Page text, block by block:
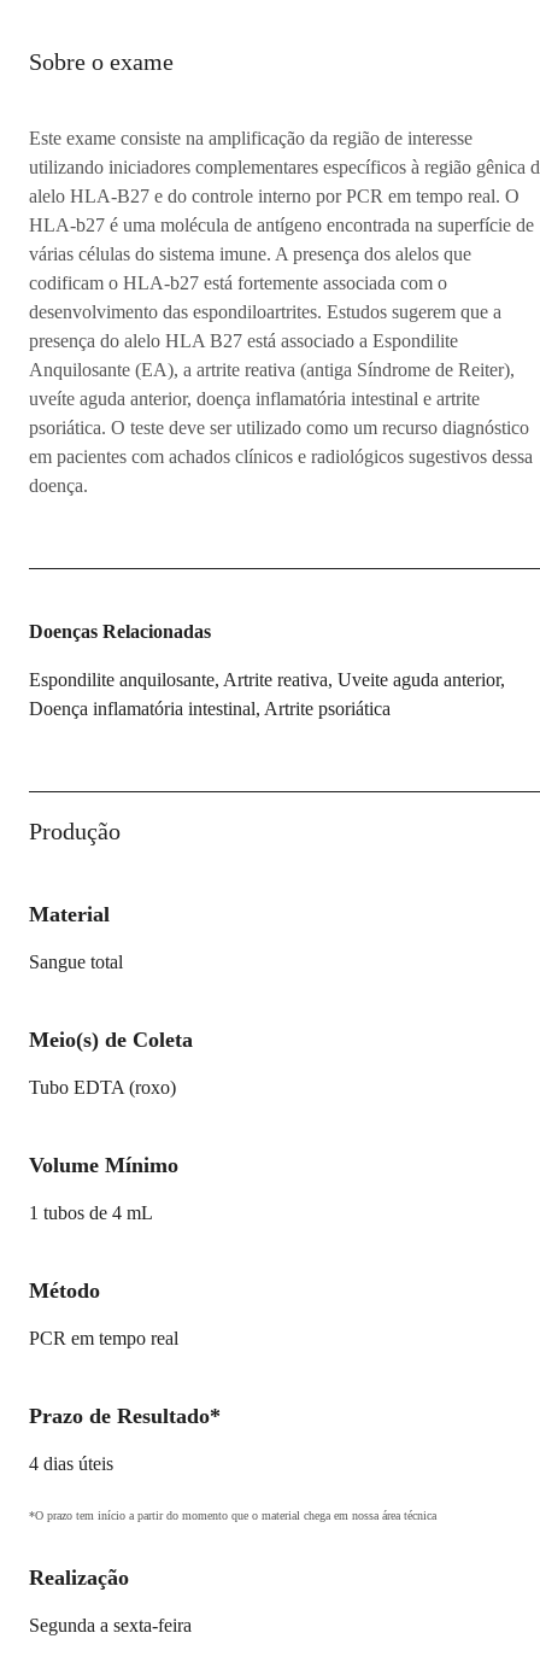
Sobre o exame
Este exame consiste na amplificação da região de interesse
utilizando iniciadores complementares específicos à região gênica
alelo HLA-B27 e do controle interno por PCR em tempo real. O
HLA-b27 é uma molécula de antígeno encontrada na superfície de
várias células do sistema imune. A presença dos alelos que
codificam o HLA-b27 está fortemente associada com o
desenvolvimento das espondiloartrites. Estudos sugerem que a
presença do alelo HLA B27 está associado a Espondilite
Anquilosante (EA), a artrite reativa (antiga Síndrome de Reiter),
uveíte aguda anterior, doença inflamatória intestinal e artrite
psoriática. O teste deve ser utilizado como um recurso diagnóstico
em pacientes com achados clínicos e radiológicos sugestivos dessa
doença.
Doenças Relacionadas
Espondilite anquilosante, Artrite reativa, Uveite aguda anterior,
Doença inflamatória intestinal, Artrite psoriática
Produção
Material
Sangue total
Meio(s) de Coleta
Tubo EDTA (roxo)
Volume Mínimo
1 tubos de 4 mL
Método
PCR em tempo real
Prazo de Resultado*
4 dias úteis
*O prazo tem início a partir do momento que o material chega em nossa área técnica
Realização
Segunda a sexta-feira